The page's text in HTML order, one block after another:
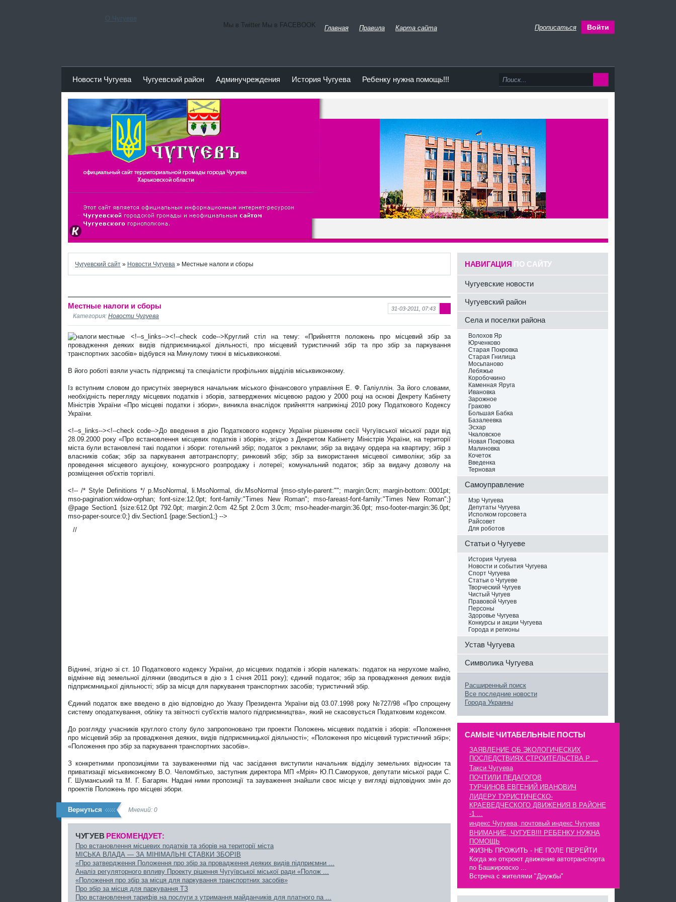
О Чугуеве
Прописаться Войти
Мы в Twitter Мы в FACEBOOK Главная Правила Карта сайта
Новости Чугуева Чугуевский район Админучреждения История Чугуева Ребенку нужна помощь!!!
Чугуевский сайт » Новости Чугуева » Местные налоги и сборы
фо
аци
я к
31-03-2011, 07:43
Местные налоги и сборы
Категория: Новости Чугуева
<!--s_links--><!--check code-->Круглий стіл на тему: «Прийняття положень про місцевий збір за
провадження деяких видів підприємницької діяльності, про місцевий туристичний збір та про збір за паркування
транспортних засобів» відбувся на Минулому тижні в міськвиконкомі.
В його роботі взяли участь підприємці та спеціалісти профільних відділів міськвиконкому.
Із вступним словом до присутніх звернувся начальник міського фінансового управління Е. Ф. Галіуллін. За його словами,
необхідність перегляду місцевих податків і зборів, затверджених місцевою радою у 2000 році на основі Декрету Кабінету
Міністрів України «Про місцеві податки і збори», виникла внаслідок прийняття наприкінці 2010 року Податкового Кодексу
України.
<!--s_links--><!--check code-->До введення в дію Податкового кодексу України рішенням сесії Чугуївської міської ради від
28.09.2000 року «Про встановлення місцевих податків і зборів», згідно з Декретом Кабінету Міністрів України, на території
міста були встановлені такі податки і збори: готельний збір; податок з реклами; збір за видачу ордера на квартиру; збір з
власників собак; збір за паркування автотранспорту; ринковий збір; збір за використання місцевої символіки; збір за
проведення місцевого аукціону, конкурсного розпродажу і лотереї; комунальний податок; збір за видачу дозволу на
розміщення об'єктів торгівлі.
<!-- /* Style Definitions */ p.MsoNormal, li.MsoNormal, div.MsoNormal {mso-style-parent:""; margin:0cm; margin-bottom:.0001pt;
mso-pagination:widow-orphan; font-size:12.0pt; font-family:"Times New Roman"; mso-fareast-font-family:"Times New Roman";}
@page Section1 {size:612.0pt 792.0pt; margin:2.0cm 42.5pt 2.0cm 3.0cm; mso-header-margin:36.0pt; mso-footer-margin:36.0pt;
mso-paper-source:0;} div.Section1 {page:Section1;} -->
//
Віднині, згідно зі ст. 10 Податкового кодексу України, до місцевих податків і зборів належать: податок на нерухоме майно,
відмінне від земельної ділянки (вводиться в дію з 1 січня 2011 року); єдиний податок; збір за провадження деяких видів
підприємницької діяльності; збір за місця для паркування транспортних засобів; туристичний збір.
Єдиний податок вже введено в дію відповідно до Указу Президента України від 03.07.1998 року №727/98 «Про спрощену
систему оподаткування, обліку та звітності суб'єктів малого підприємництва», який не скасовується Податковим кодексом.
До розгляду учасників круглого столу було запропоновано три проекти Положень місцевих податків і зборів: «Положення
про місцевий збір за провадження деяких, видів підприємницької діяльності»; «Положення про місцевий туристичний збір»;
«Положення про збір за паркування транспортних засобів».
З конкретними пропозиціями та зауваженнями під час засідання виступили начальник відділу земельних відносин та
приватизації міськвиконкому В.О. Челомбітько, заступник директора МП «Мрія» Ю.П.Саморуков, депутати міської ради С.
Г. Шуманський та М. Г. Багарян. Надані ними пропозиції та зауваження знайшли своє місце у вигляді відповідних змін до
проектів Положень про місцеві збори.
Вернуться Мнений: 0
ЧУГУЕВ РЕКОМЕНДУЕТ:
Про встановлення місцевих податків та зборів на території міста
МІСЬКА ВЛАДА — ЗА МІНІМАЛЬНІ СТАВКИ ЗБОРІВ
«Про затвердження Положення про збір за провадження деяких видів підприємни ...
Аналіз регуляторного впливу Проекту рішення Чугуївської міської ради «Полож ...
«Положення про збір за місця для паркування транспортних засобів»
Про збір за місця для паркування ТЗ
Про встановлення тарифів на послуги з утримання майданчиків для платного па ...
НАВИГАЦИЯ ПО САЙТУ
Чугуевские новости
Чугуевский район
Села и поселки района
Волохов Яр
Юрченково
Старая Покровка
Старая Гнилица
Мосьпаново
Лебяжье
Коробочкино
Каменная Яруга
Ивановка
Зарожное
Граково
Большая Бабка
Базалеевка
Эсхар
Чкаловское
Новая Покровка
Малиновка
Кочеток
Введенка
Терновая
Самоуправление
Мэр Чугуева
Депутаты Чугуева
Исполком горсовета
Райсовет
Для роботов
Статьи о Чугуеве
История Чугуева
Новости и события Чугуева
Спорт Чугуева
Статьи о Чугуеве
Творческий Чугуев
Чистый Чугуев
Правовой Чугуев
Персоны
Здоровье Чугуева
Конкурсы и акции Чугуева
Города и регионы
Устав Чугуева
Символика Чугуева
Расширенный поиск
Все последние новости
Города Украины
САМЫЕ ЧИТАБЕЛЬНЫЕ ПОСТЫ
ЗАЯВЛЕНИЕ ОБ ЭКОЛОГИЧЕСКИХ
ПОСЛЕДСТВИЯХ СТРОИТЕЛЬСТВА Р ...
Такси Чугуева
ПОЧТИЛИ ПЕДАГОГОВ
ТУРЧИНОВ ЕВГЕНИЙ ИВАНОВИЧ
ЛИДЕРУ ТУРИСТИЧЕСКО-
КРАЕВЕДЧЕСКОГО ДВИЖЕНИЯ В РАЙОНЕ
-1 ...
индекс Чугуева, почтовый индекс Чугуева
ВНИМАНИЕ, ЧУГУЕВ!!! РЕБЕНКУ НУЖНА
ПОМОЩЬ
ЖИЗНЬ ПРОЖИТЬ - НЕ ПОЛЕ ПЕРЕЙТИ
Когда же откроют движение автотранспорта
по Башкировско ...
Встреча с жителями "Дружбы"
------